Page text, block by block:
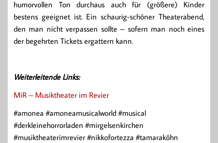
humorvollen Ton durchaus auch für (größere) Kinder
bestens geeignet ist. Ein schaurig-schöner Theaterabend,
den man nicht verpassen sollte – sofern man noch eines
der begehrten Tickets ergattern kann.
Weiterleitende Links:
MiR – Musiktheater im Revier
#amonea #amoneamusicalworld #musical
#derkleinehorrorladen #mirgelsenkirchen
#musiktheaterimrevier #nikkofortezza #tamaraköhn